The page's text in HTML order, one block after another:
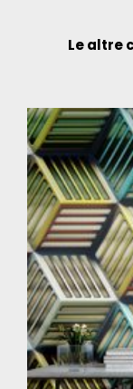
Le altre